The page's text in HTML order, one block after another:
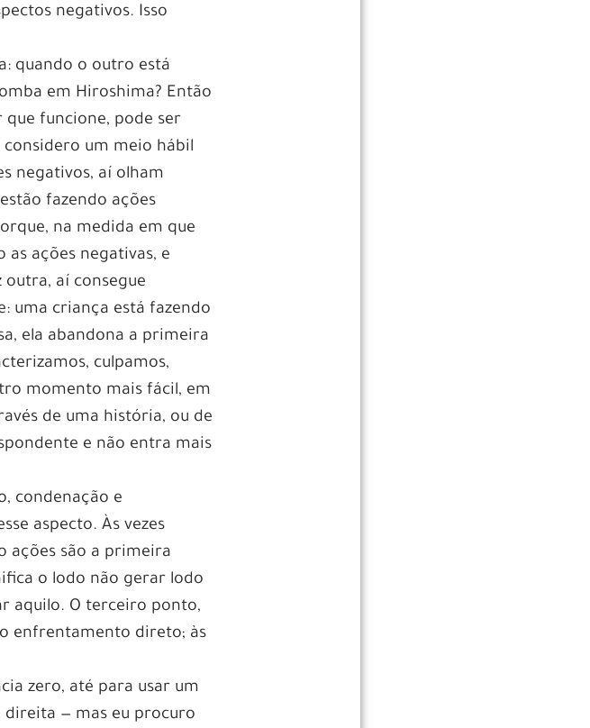
negativos. Isso
quando o outro está
em Hiroshima? Então
que funcione, pode ser
um meio hábil
negativos, aí olham
fazendo ações
na medida em que
as ações negativas, e
outra, aí consegue
uma criança está fazendo
ela abandona a primeira
culpamos,
momento mais fácil, em
de uma história, ou de
e não entra mais
condenação e
aspecto. Às vezes
ações são a primeira
o lodo não gerar lodo
aquilo. O terceiro ponto,
enfrentamento direto; às
zero, até para usar um
direita — mas eu procuro